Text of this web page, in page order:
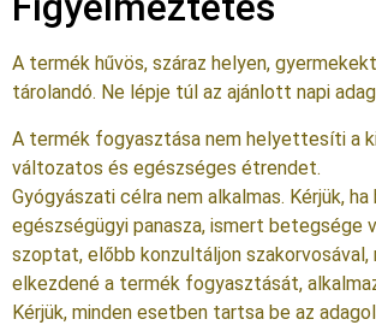
A termék hűvös, száraz helyen,
tárolandó. Ne lépje túl az ajánlott napi
A termék fogyasztása nem helyettesíti a
változatos és egészséges étrendet.
Gyógyászati célra nem alkalmas. Kérjük, ha
egészségügyi panasza, ismert betegsége
szoptat, előbb konzultáljon
elkezdené a termék fogyasztását,
Kérjük, minden esetben tartsa be az